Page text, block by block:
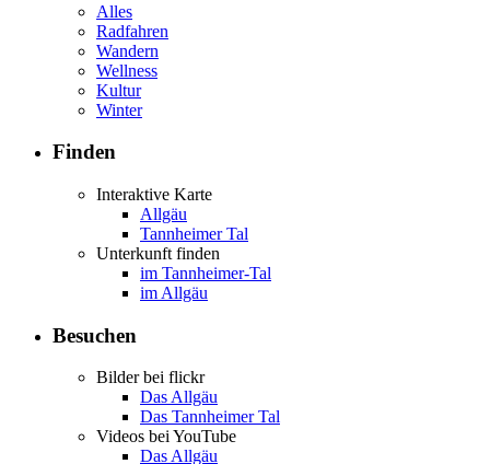
Alles
Radfahren
Wandern
Wellness
Kultur
Winter
Finden
Interaktive Karte
Allgäu
Tannheimer Tal
Unterkunft finden
im Tannheimer-Tal
im Allgäu
Besuchen
Bilder bei flickr
Das Allgäu
Das Tannheimer Tal
Videos bei YouTube
Das Allgäu